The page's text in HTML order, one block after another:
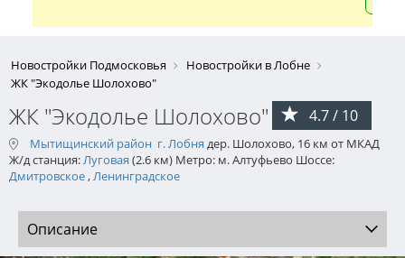
Новостройки Подмосковья
Новостройки в Лобне
ЖК "Экодолье Шолохово"
ЖК "Экодолье Шолохово" 4.7 / 10
Мытищинский район г. Лобня дер. Шолохово, 16 км от МКАД
Ж/д станция:Луговая (2.6 км) Метро: м. Алтуфьево Шоссе:
Дмитровское,Ленинградское
Описание